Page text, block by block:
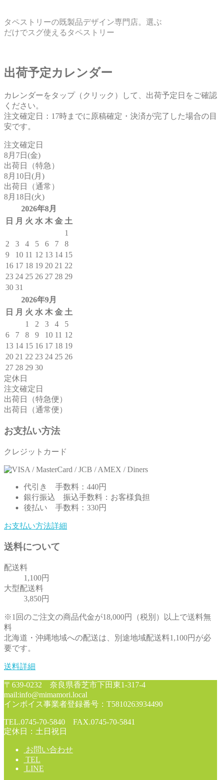
タペストリーの既製品デザイン専門店。選ぶ
だけでスグ使えるタペストリー
出荷予定カレンダー
カレンダーをタップ（クリック）して、出荷予定日をご確認
ください。
注文確定日：17時までに原稿確定・決済が完了した場合の目
安です。
注文確定日
8月7日(金)
出荷日（特急）
8月10日(月)
出荷日（通常）
8月18日(火)
2026年8月
日
月 火 水 木 金 土
1
2
3 4 5 6 7
8
9
10 11 12 13 14 15
16 17 18 19 20 21 22
23 24 25 26 27 28 29
30 31
2026年9月
日
月 火 水 木 金 土
1
2 3 4
5
6
7 8 9 10 11 12
13 14 15 16 17 18 19
20 21 22 23 24 25 26
27 28 29 30
定休日
注文確定日
出荷日（特急便）
出荷日（通常便）
お支払い方法
クレジットカード
代引き 手数料：440円
銀行振込 振込手数料：お客様負担
後払い 手数料：330円
お支払い方法詳細
送料について
配送料
1,100円
大型配送料
3,850円
※1回のご注文の商品代金が18,000円（税別）以上で送料無
料
北海道・沖縄地域への配送は、別途地域配送料1,100円が必
要です。
送料詳細
〒639-0232 奈良県香芝市下田東1-317-4
mail:info@mimamori.local
インボイス事業者登録番号：T5810263934490
TEL.0745-70-5840 FAX.0745-70-5841
定休日：土日祝日
お問い合わせ
TEL
LINE